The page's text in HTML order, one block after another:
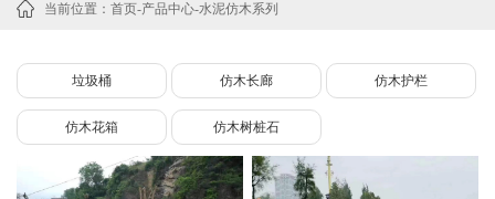
当前位置： 首页-产品中心-水泥仿木系列
垃圾桶 仿木长廊 仿木护栏
仿木花箱 仿木树桩石